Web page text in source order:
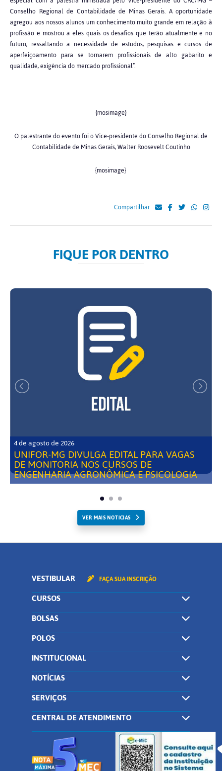
Conselho Regional de Contabilidade de Minas Gerais. A oportunidade
agregou aos nossos alunos um conhecimento muito grande em relação à
profissão e mostrou a eles quais os desafios que terão atualmente e no
futuro, ressaltando a necessidade de estudos, pesquisas e cursos de
aperfeiçoamento para se tornarem profissionais de alto gabarito e
qualidade, exigência do mercado profissional”.
{mosimage}
O palestrante do evento foi o Vice-presidente do Conselho Regional de
Contabilidade de Minas Gerais, Walter Roosevelt Coutinho
{mosimage}
Compartilhar
FIQUE POR DENTRO
4 de agosto de 2026
UNIFOR-MG DIVULGA EDITAL PARA VAGAS
DE MONITORIA NOS CURSOS DE
ENGENHARIA AGRONÔMICA E PSICOLOGIA
VER MAIS NOTICIAS
VESTIBULAR FAÇA SUA INSCRIÇÃO
CURSOS
BOLSAS
POLOS
INSTITUCIONAL
NOTÍCIAS
SERVIÇOS
CENTRAL DE ATENDIMENTO